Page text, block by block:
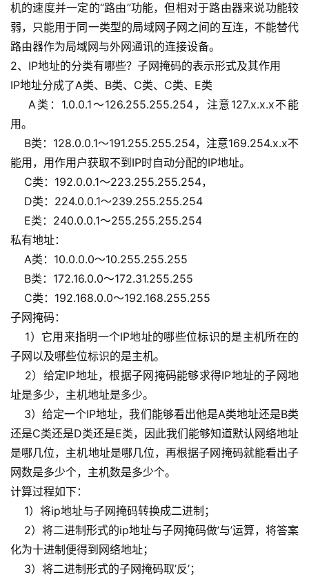
机的速度并一定的“路由”功能，但相对于路由器来说功能较
弱，只能用于同一类型的局域网子网之间的互连，不能替代
路由器作为局域网与外网通讯的连接设备。
2、IP地址的分类有哪些？子网掩码的表示形式及其作用
IP地址分成了A类、B类、C类、C类、E类
A类：1.0.0.1～126.255.255.254，注意127.x.x.x不能
用。
B类：128.0.0.1～191.255.255.254，注意169.254.x.x不
能用，用作用户获取不到IP时自动分配的IP地址。
C类：192.0.0.1～223.255.255.254，
D类：224.0.0.1～239.255.255.254
E类：240.0.0.1～255.255.255.254
私有地址：
A类：10.0.0.0～10.255.255.255
B类：172.16.0.0～172.31.255.255
C类：192.168.0.0～192.168.255.255
子网掩码：
1）它用来指明一个IP地址的哪些位标识的是主机所在的
子网以及哪些位标识的是主机。
2）给定IP地址，根据子网掩码能够求得IP地址的子网地
址是多少，主机地址是多少。
3）给定一个IP地址，我们能够看出他是A类地址还是B类
还是C类还是D类还是E类，因此我们能够知道默认网络地址
是哪几位，主机地址是哪几位，再根据子网掩码就能看出子
网数是多少个，主机数是多少个。
计算过程如下：
1）将ip地址与子网掩码转换成二进制；
2）将二进制形式的ip地址与子网掩码做’与’运算，将答案
化为十进制便得到网络地址；
3）将二进制形式的子网掩码取’反’；